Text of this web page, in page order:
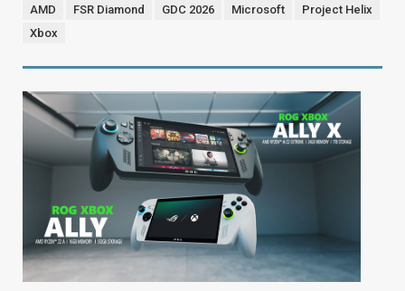
AMD FSR Diamond GDC 2026 Microsoft
Project Helix
Xbox